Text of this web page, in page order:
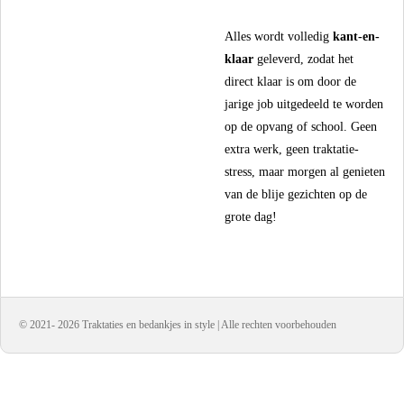
​Alles wordt volledig kant-en-
klaar geleverd, zodat het
direct klaar is om door de
jarige job uitgedeeld te worden
op de opvang of school. Geen
extra werk, geen traktatie-
stress, maar morgen al genieten
van de blije gezichten op de
grote dag!
© 2021- 2026 Traktaties en bedankjes in style | Alle rechten voorbehouden